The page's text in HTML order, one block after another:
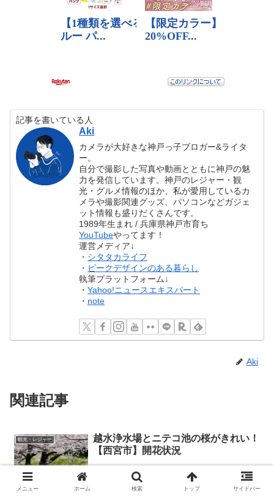
記事を書いている人
Aki
カメラが大好きな神戸っ子ブロガー&ライタ
ー。
自分で撮影した写真や動画とともに神戸の魅
力を発信しています。神戸のレジャー・観
光・グルメ情報のほか、私が愛用しているカ
メラや撮影関連グッズ、パソコンなどガジェ
ット情報も盛りだくさんです。
1989年生まれ / 兵庫県神戸市育ち
YouTubeやってます！
運営メディア↓
・ シタタカライフ
・ ピークデザインのある暮らし
執筆プラットフォーム↓
・Yahoo!ニュースエキスパート
・ note
Aki
関連記事
観光・レジャー
越水浄水場とニテコ池の桜がきれい！
【西宮市】開花状況
メニュー ホーム 検索 トップ サイドバー